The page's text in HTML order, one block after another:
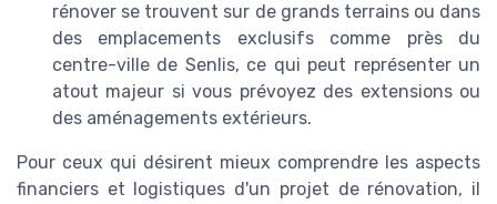
rénover se trouvent sur de grands terrains ou dans
des emplacements exclusifs comme près du
centre-ville de Senlis, ce qui peut représenter un
atout majeur si vous prévoyez des extensions ou
des aménagements extérieurs.
Pour ceux qui désirent mieux comprendre les aspects
financiers et logistiques d'un projet de rénovation, il